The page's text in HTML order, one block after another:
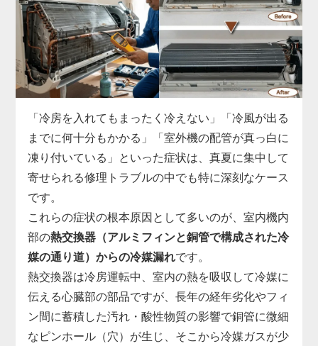
ます。
実際の現場では、運転開始から数分でコンプレッサ
ーへの通電が遮断される、ファンモーターへ正常な
指示が出せていない、リモコン信号を受信できない
など、基板故障の症状は多岐にわたります。
は、機種ごとに専用の基板を取り寄せ、診断・交換
まで一貫対応。
制御基板の交換には専用工具と電気系統の知識が必
須で、無理に自分で電源を入れ直すと他の部品まで
巻き込んで故障が拡大することがあります。
「勝手に止まる」「エラー表示が消えない」と感じ
たら、まずはお早めに点検をご依頼ください。
「冷房を入れてもまったく冷えない」「冷風が出る
までに何十分もかかる」「室外機の配管が真っ白に
凍り付いている」といった症状は、真夏に集中して
寄せられる修理トラブルの中でも特に深刻なケース
です。
これらの症状の根本原因として多いのが、室内機内
部の熱交換器（アルミフィンと銅管で構成された冷
媒の通り道）からの冷媒漏れです。
熱交換器は冷房運転中、室内の熱を吸収して冷媒に
伝える心臓部の部品ですが、長年の経年劣化やフィ
ン間に蓄積した汚れ・酸性物質の影響で銅管に微細
なピンホール（穴）が生じ、そこから冷媒ガスが少